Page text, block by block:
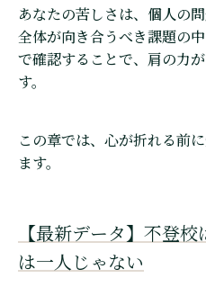
あなたの苦しさは、個人の
全体が向き合うべき課題の
で確認することで、肩の力
す。
この章では、心が折れる前
ます。
【最新データ】不登
は一人じゃない